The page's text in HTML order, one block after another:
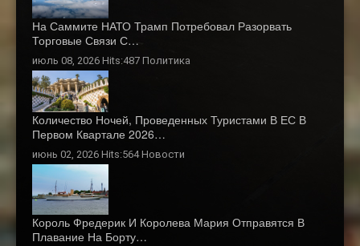
На Саммите НАТО Трамп Потребовал Разорвать
Торговые Связи С…
июль 08, 2026 Hits:487 Политика
Количество Ночей, Проведенных Туристами В ЕС В
Первом Квартале 2026…
июнь 02, 2026 Hits:564Новости
Король Фредерик И Королева Мария Отправятся В
Плавание На Борту…